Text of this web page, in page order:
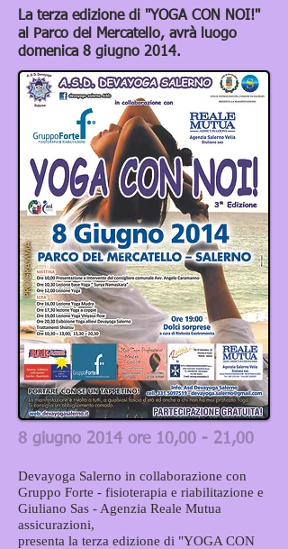
La terza edizione di "YOGA CON NOI!"
al Parco del Mercatello, avrà luogo
domenica 8 giugno 2014.
8 giugno 2014 ore 10,00 - 21,00
Devayoga Salerno in collaborazione con
Gruppo Forte - fisioterapia e riabilitazione e
Giuliano Sas - Agenzia Reale Mutua
assicurazioni,
presenta la terza edizione di "YOGA CON